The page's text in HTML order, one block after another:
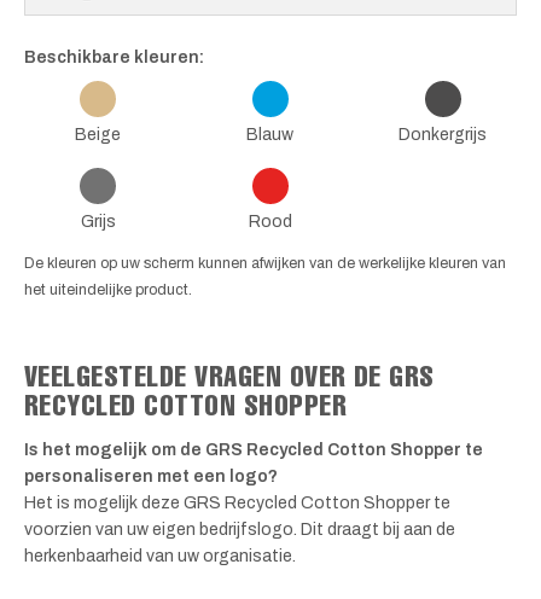
Beschikbare kleuren:
Beige Blauw Donkergrijs
Grijs Rood
De kleuren op uw scherm kunnen afwijken van de werkelijke kleuren van
het uiteindelijke product.
VEELGESTELDE VRAGEN OVER DE GRS
RECYCLED COTTON SHOPPER
Is het mogelijk om de GRS Recycled Cotton Shopper te
personaliseren met een logo?
Het is mogelijk deze GRS Recycled Cotton Shopper te
voorzien van uw eigen bedrijfslogo. Dit draagt bij aan de
herkenbaarheid van uw organisatie.